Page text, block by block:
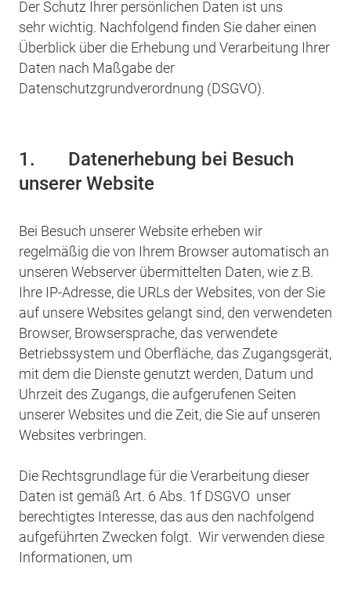
Der Schutz Ihrer persönlichen Daten ist uns
sehr wichtig. Nachfolgend finden Sie daher einen
Überblick über die Erhebung und Verarbeitung Ihrer
Daten nach Maßgabe der
Datenschutzgrundverordnung (DSGVO).
1. Datenerhebung bei Besuch
unserer Website
Bei Besuch unserer Website erheben wir
regelmäßig die von Ihrem Browser automatisch an
unseren Webserver übermittelten Daten, wie z.B.
Ihre IP-Adresse, die URLs der Websites, von der Sie
auf unsere Websites gelangt sind, den verwendeten
Browser, Browsersprache, das verwendete
Betriebssystem und Oberfläche, das Zugangsgerät,
mit dem die Dienste genutzt werden, Datum und
Uhrzeit des Zugangs, die aufgerufenen Seiten
unserer Websites und die Zeit, die Sie auf unseren
Websites verbringen.
Die Rechtsgrundlage für die Verarbeitung dieser
Daten ist gemäß Art. 6 Abs. 1f DSGVO unser
berechtigtes Interesse, das aus den nachfolgend
aufgeführten Zwecken folgt. Wir verwenden diese
Informationen, um